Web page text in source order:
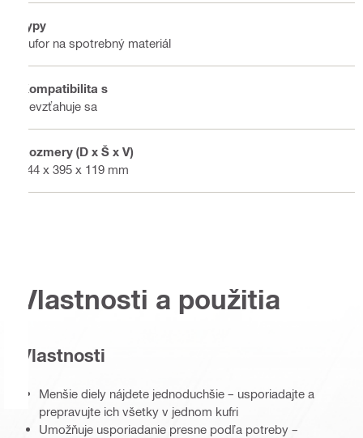
Typy
Kufor na spotrebný materiál
Kompatibilita s
Nevzťahuje sa
Rozmery (D x Š x V)
444 x 395 x 119 mm
Vlastnosti a použitia
Vlastnosti
Menšie diely nájdete jednoduchšie – usporiadajte a
prepravujte ich všetky v jednom kufri
Umožňuje usporiadanie presne podľa potreby –